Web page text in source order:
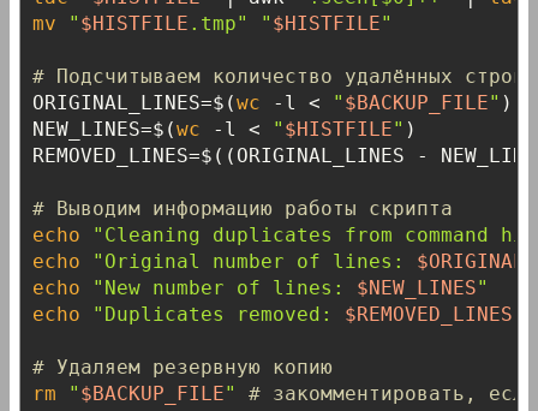
mv
" $HISTFILE .tmp" " $HISTFILE"
# Подсчитываем количество удалённых строк
ORIGINAL_LINES=$(wc -l < " $BACKUP_FILE" )
NEW_LINES=$(wc -l < " $HISTFILE" )
REMOVED_LINES=$((ORIGINAL_LINES -
# Выводим информацию работы скрипта
echo
"Cleaning duplicates from command
echo
"Original number of lines:
echo
"New number of lines: $NEW_LINES"
echo
"Duplicates removed: $REMOVED_LINES
# Удаляем резервную копию
rm
" $BACKUP_FILE" # закомментировать,